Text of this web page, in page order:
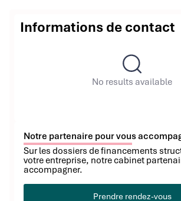
Informations de contact
No results available
Notre partenaire pour vous
Sur les dossiers de financements
votre entreprise, notre cabinet
accompagner.
Prendre rendez-vous